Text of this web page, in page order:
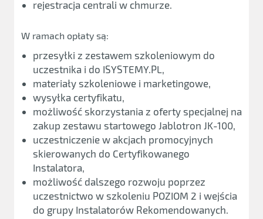
rejestracja centrali w chmurze.
W ramach opłaty są:
przesyłki z zestawem szkoleniowym do
uczestnika i do ISYSTEMY.PL,
materiały szkoleniowe i marketingowe,
wysyłka certyfikatu,
możliwość skorzystania z oferty specjalnej na
zakup zestawu startowego Jablotron JK-100,
uczestniczenie w akcjach promocyjnych
skierowanych do Certyfikowanego
Instalatora,
możliwość dalszego rozwoju poprzez
uczestnictwo w szkoleniu POZIOM 2 i wejścia
do grupy Instalatorów Rekomendowanych.